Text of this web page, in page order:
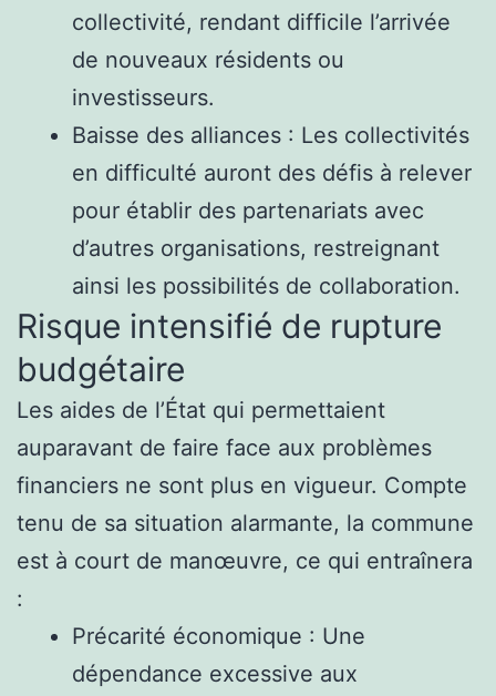
collectivité, rendant difficile l’arrivée
de nouveaux résidents ou
investisseurs.
Baisse des alliances : Les collectivités
en difficulté auront des défis à relever
pour établir des partenariats avec
d’autres organisations, restreignant
ainsi les possibilités de collaboration.
Risque intensifié de rupture
budgétaire
Les aides de l’État qui permettaient
auparavant de faire face aux problèmes
financiers ne sont plus en vigueur. Compte
tenu de sa situation alarmante, la commune
est à court de manœuvre, ce qui entraînera
:
Précarité économique : Une
dépendance excessive aux